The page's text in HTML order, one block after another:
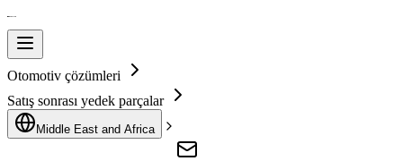
Otomotiv çözümleri
Satış sonrası yedek parçalar
Middle East and Africa